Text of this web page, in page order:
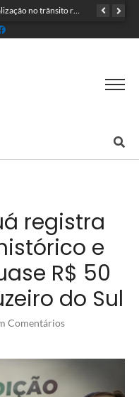
TRAGÉDIA: helicóptero cai e mata quatro pessoas; vítimas eram turistas
registra
e
R$ 50
do Sul
Comentários